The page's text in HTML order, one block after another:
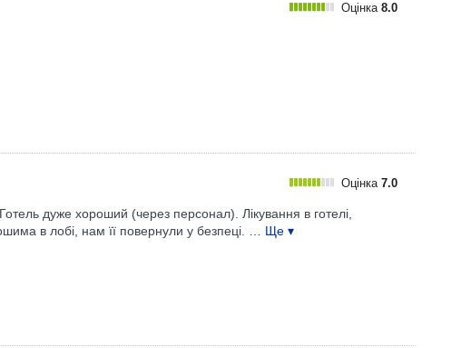
Оцінка 8.0
Оцінка 7.0
дуже хороший (через персонал). Лікування в готелі,
в лобі, нам її повернули у безпеці.
… Ще ▾